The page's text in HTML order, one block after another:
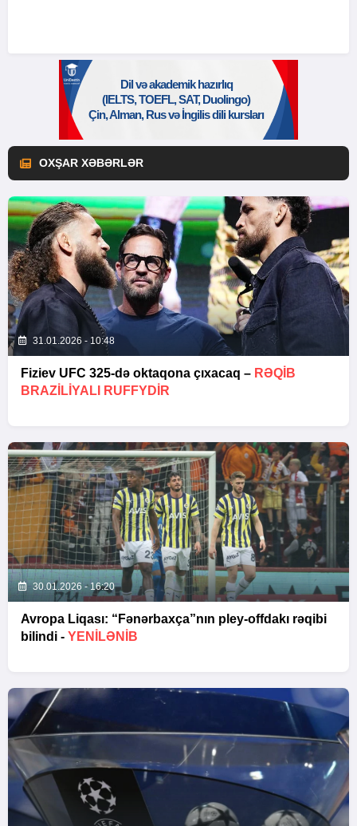
OXŞAR XƏBƏRLƏR
31.01.2026 - 10:48
Fiziev UFC 325-də oktaqona çıxacaq – RƏQIB
BRAZILIYALI RUFFYDIR
30.01.2026 - 16:20
Avropa Liqası: “Fənərbaxça”nın pley-offdakı rəqibi
bilindi - YENİLƏNİB